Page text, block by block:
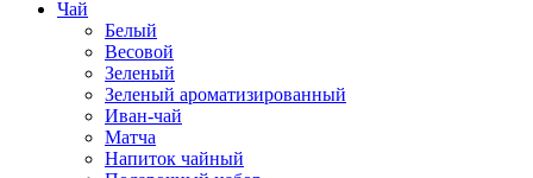
Чай
Белый
Весовой
Зеленый
Зеленый ароматизированный
Иван-чай
Матча
Напиток чайный